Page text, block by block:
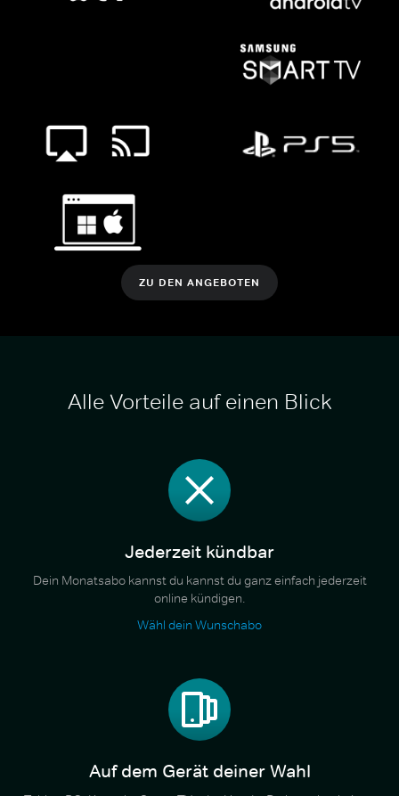
ZU DEN ANGEBOTEN
Alle Vorteile auf einen Blick
Jederzeit kündbar
Dein Monatsabo kannst du kannst du ganz einfach jederzeit
online kündigen.
Wähl dein Wunschabo
Auf dem Gerät deiner Wahl